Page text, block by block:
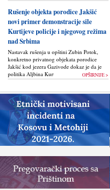
Rušenje objekta porodice Jakšić
novi primer demonstracije sile
Kurtijeve policije i njegovog režima
nad Srbima
Nastavak rušenja u opštini Zubin Potok,
konkretno privatnog objekata porodice
Jakšić kod jezera Gazivode dokaz je da je
politika Alјbina Kurtija...
OPŠIRNIJE >